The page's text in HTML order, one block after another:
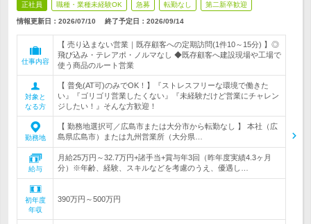
正社員 職種・業種未経験OK 急募 転勤なし 第二新卒歓迎
情報更新日：2026/07/10 終了予定日： 2026/09/14
仕事内容
【 売り込まない営業｜既存顧客への定期訪問(1件10～15分) 】◎
飛び込み・テレアポ・ノルマなし ◆既存顧客へ建設現場や工場で
使う商品のルート営業
対象と
なる方
【 普免(AT可)のみでOK！】『ストレスフリーな環境で働きた
い』『ゴリゴリ営業したくない』『未経験だけど営業にチャレン
ジしたい！』そんな方歓迎！
勤務地
【 勤務地選択可／広島市または大分市から転勤なし 】 本社（広
島県広島市）または九州営業所（大分県…
給与
月給25万円～32.7万円+諸手当+賞与年3回（昨年度実績4.3ヶ月
分）※年齢、経験、スキルなどを考慮のうえ、優遇し…
初年度
年収
390万円～500万円